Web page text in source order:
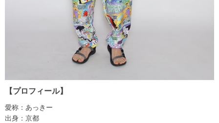
【プロフィール】
愛称：あっきー
出身：京都